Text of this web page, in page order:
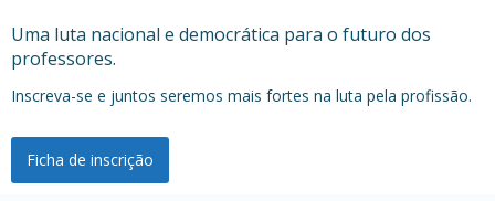
Uma luta nacional e democrática para o futuro dos
professores.
Inscreva-se e juntos seremos mais fortes na luta pela profissão.
Ficha de inscrição